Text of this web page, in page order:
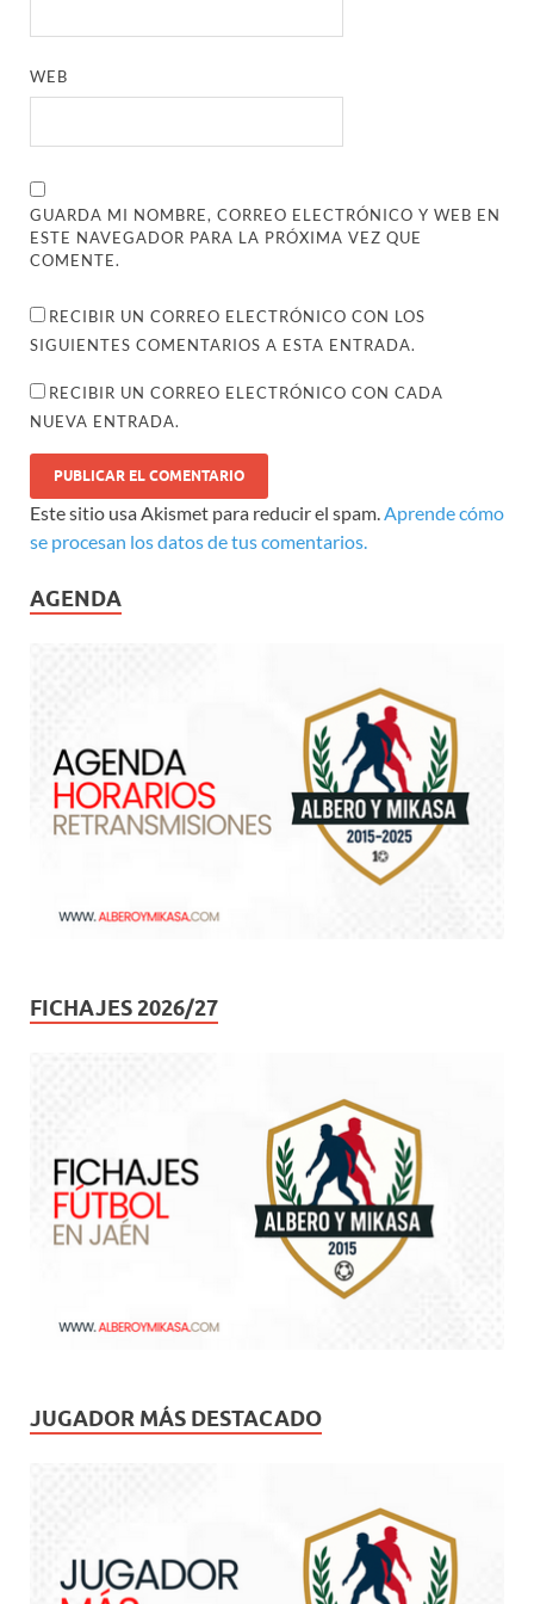
WEB
GUARDA MI NOMBRE, CORREO ELECTRÓNICO Y WEB EN
ESTE NAVEGADOR PARA LA PRÓXIMA VEZ QUE
COMENTE.
RECIBIR UN CORREO ELECTRÓNICO CON LOS
SIGUIENTES COMENTARIOS A ESTA ENTRADA.
RECIBIR UN CORREO ELECTRÓNICO CON CADA
NUEVA ENTRADA.
Este sitio usa Akismet para reducir el spam. Aprende cómo
se procesan los datos de tus comentarios.
AGENDA
FICHAJES 2026/27
JUGADOR MÁS DESTACADO